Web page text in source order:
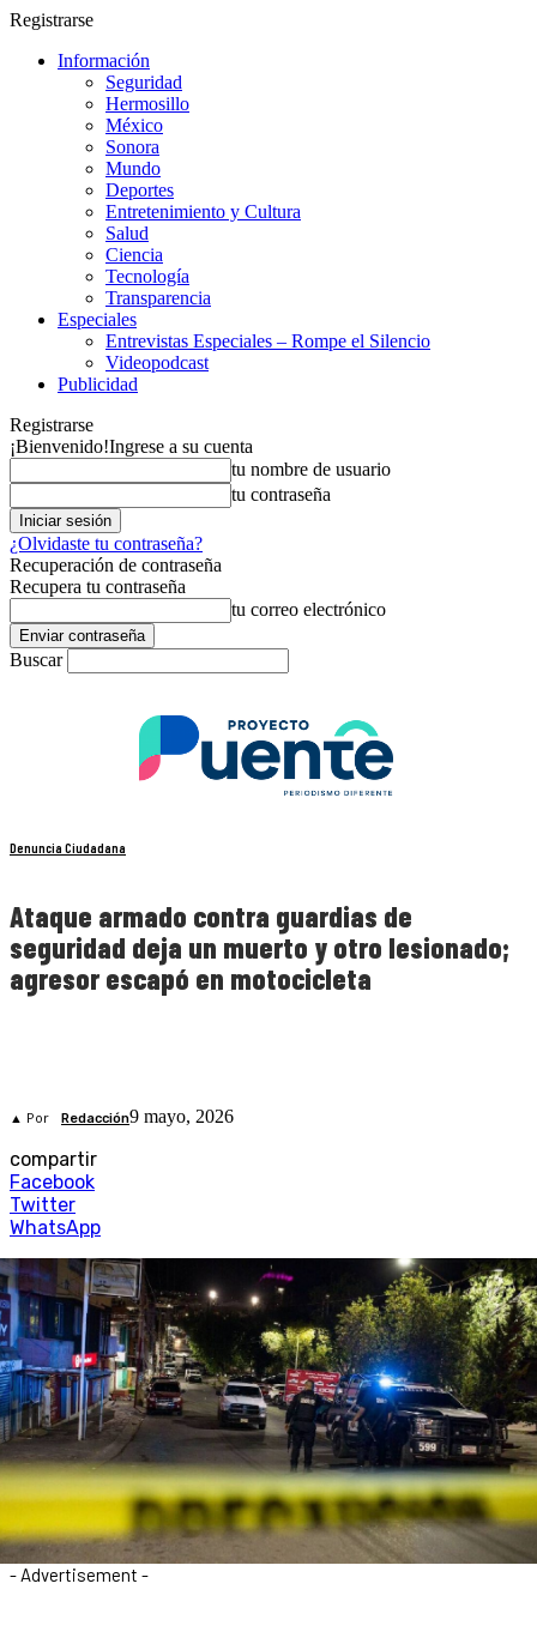
Registrarse
Información
Seguridad
Hermosillo
México
Sonora
Mundo
Deportes
Entretenimiento y Cultura
Salud
Ciencia
Tecnología
Transparencia
Especiales
Entrevistas Especiales – Rompe el Silencio
Videopodcast
Publicidad
Registrarse
¡Bienvenido!Ingrese a su cuenta
tu nombre de usuario
tu contraseña
¿Olvidaste tu contraseña?
Recuperación de contraseña
Recupera tu contraseña
tu correo electrónico
Buscar
Denuncia Ciudadana
Ataque armado contra guardias de
seguridad deja un muerto y otro lesionado;
agresor escapó en motocicleta
▲ Por Redacción9 mayo, 2026
compartir
Facebook
Twitter
WhatsApp
- Advertisement -